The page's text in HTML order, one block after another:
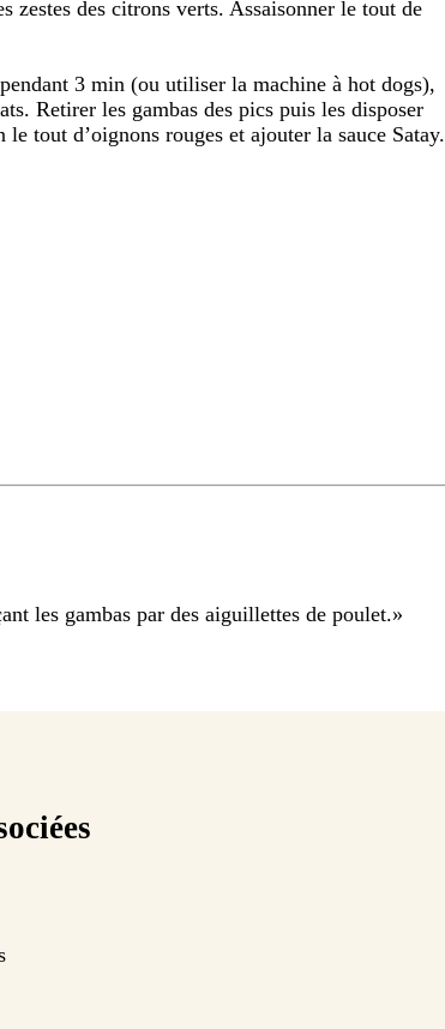
zestes des citrons verts. Assaisonner le tout de
3 min (ou utiliser la machine à hot dogs),
Retirer les gambas des pics puis les disposer
le tout d’oignons rouges et ajouter la sauce Satay.
les gambas par des aiguillettes de poulet.»